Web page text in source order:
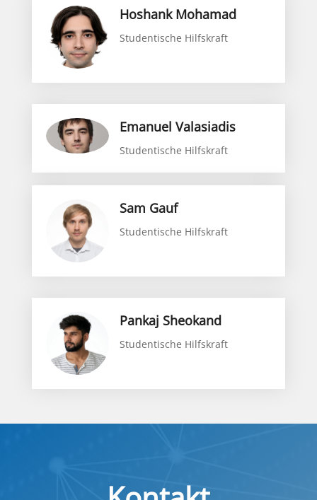
Hoshank Mohamad
Studentische Hilfskraft
Emanuel Valasiadis
Studentische Hilfskraft
Sam Gauf
Studentische Hilfskraft
Pankaj Sheokand
Studentische Hilfskraft